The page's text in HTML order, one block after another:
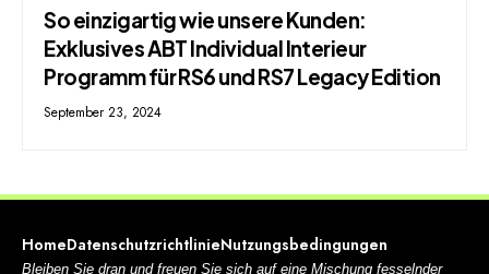
So einzigartig wie unsere Kunden:
Exklusives ABT Individual Interieur
Programm für RS6 und RS7 Legacy Edition
September 23, 2024
HomeDatenschutzrichtlinieNutzungsbedingungen
Bleiben Sie dran und freuen Sie sich auf eine Mischung fesselnder